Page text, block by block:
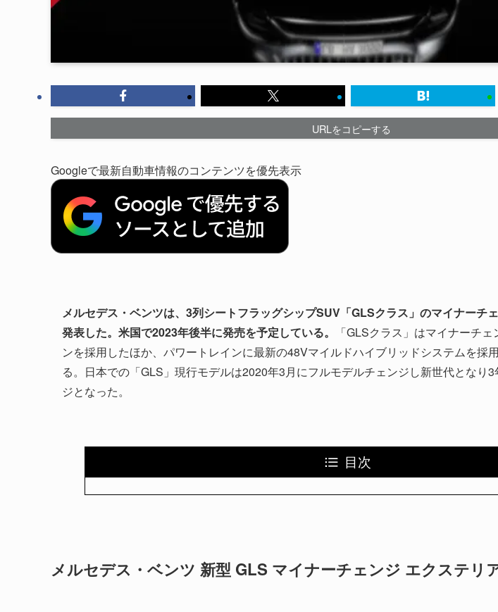
URLをコピーする
Googleで最新自動車情報のコンテンツを優先表示
メルセデス・ベンツは、3列シートフラッグシップSUV「GLSクラス」のマイナーチ
発表した。米国で2023年後半に発売を予定している。
「GLSクラス」はマイナーチ
ンを採用したほか、パワートレインに最新の48Vマイルドハイブリッドシステムを採
る。日本での「GLS」現行モデルは2020年3月にフルモデルチェンジし新世代となり
ジとなった。
目次
メルセデス・ベンツ 新型 GLS マイナーチェンジ エクステリ